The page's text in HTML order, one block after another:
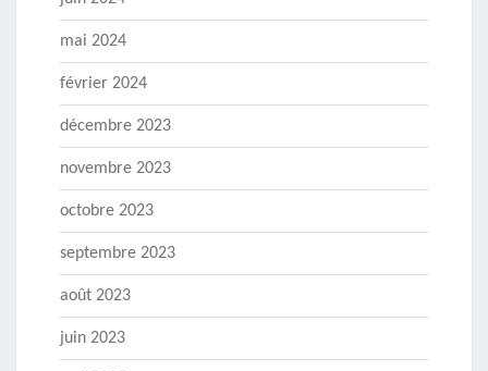
mai 2024
février 2024
décembre 2023
novembre 2023
octobre 2023
septembre 2023
août 2023
juin 2023